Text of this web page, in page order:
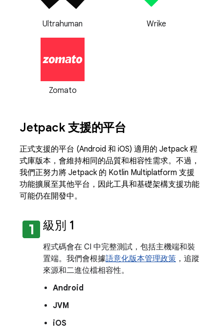
Ultrahuman Wrike
Zomato
Jetpack 支援的平台
正式支援的平台 (Android 和 iOS) 適用的 Jetpack 程
式庫版本，會維持相同的品質和相容性需求。不過，
我們正努力將 Jetpack 的 Kotlin Multiplatform 支援
功能擴展至其他平台，因此工具和基礎架構支援功能
可能仍在開發中。
looks_one 級別 1
程式碼會在 CI 中完整測試，包括主機端和裝
置端。我們會根據語意化版本管理政策 ，追蹤
來源和二進位檔相容性。
Android
JVM
iOS